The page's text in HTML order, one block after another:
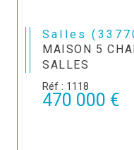
Salles
MAISON 5
SALLES
Réf : 1118
470 000 €